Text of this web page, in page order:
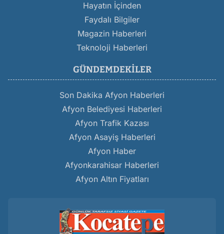
Hayatın İçinden
Faydalı Bilgiler
Magazin Haberleri
Teknoloji Haberleri
GÜNDEMDEKILER
Son Dakika Afyon Haberleri
Afyon Belediyesi Haberleri
Afyon Trafik Kazası
Afyon Asayiş Haberleri
Afyon Haber
Afyonkarahisar Haberleri
Afyon Altın Fiyatları